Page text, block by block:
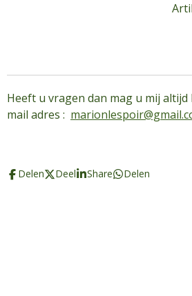
Heeft u vragen dan mag u mij
mail adres :
Delen Deel Share Delen